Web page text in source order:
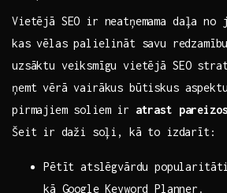
Vietējā SEO ir neatņemama daļa no
kas vēlas palielināt savu⁣
uzsāktu veiksmīgu vietējā SEO
ņemt vērā vairākus būtiskus‍
pirmajiem soliem ir atrast
Šeit⁣ ir daži soļi, ​kā to ​izdarīt:
Pētīt atslēgvārdu
kā Google Keyword Planner.